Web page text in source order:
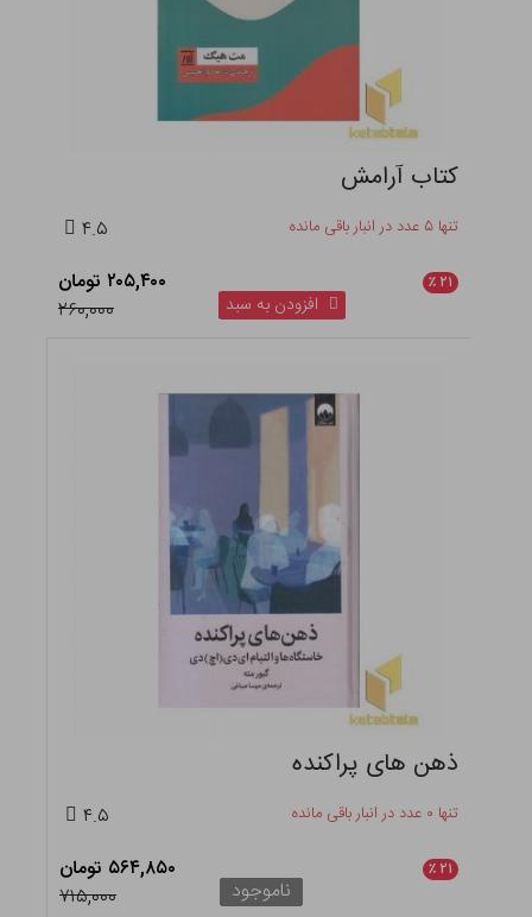
کتاب آرامش
تنها ۵ عدد در انبار باقی مانده ۴.۵
۲۱ ٪
۲۰۵,۴۰۰ تومان
۲۶۰,۰۰۰
افزودن به سبد
ذهن های پراکنده
تنها ۰ عدد در انبار باقی مانده ۴.۵
۲۱ ٪
۵۶۴,۸۵۰ تومان
۷۱۵,۰۰۰
ناموجود